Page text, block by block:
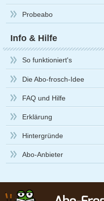
Probeabo
Info & Hilfe
So funktioniert's
Die Abo-frosch-Idee
FAQ und Hilfe
Erklärung
Hintergründe
Abo-Anbieter